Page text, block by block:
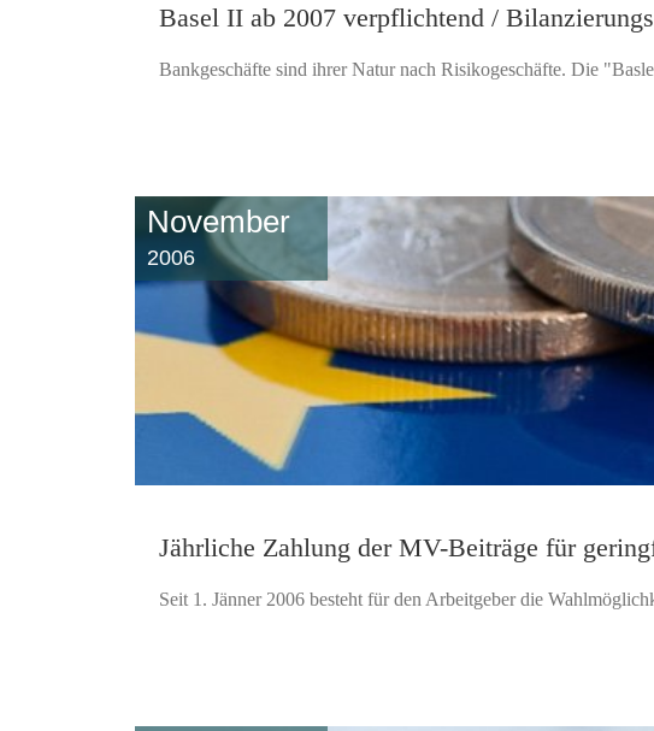
Basel II ab 2007 verpflichtend /
Bankgeschäfte sind ihrer Natur nach Risikogeschäfte. Die
November
2006
Jährliche Zahlung der MV-Beiträge für
Seit 1. Jänner 2006 besteht für den Arbeitgeber die